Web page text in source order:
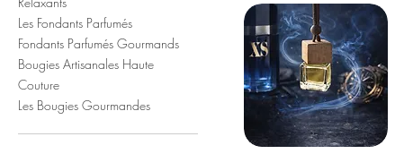
Les Fondants Parfumés
Fondants Parfumés Gourmands
Bougies Artisanales Haute
Couture
Les Bougies Gourmandes